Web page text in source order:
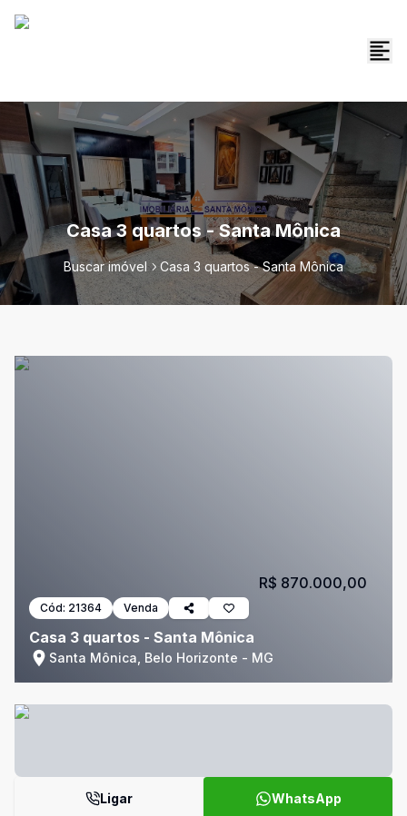
Casa 3 quartos - Santa Mônica
Buscar imóvel Casa 3 quartos - Santa Mônica
Cód: 21364 Venda
Casa 3 quartos - Santa Mônica
Santa Mônica, Belo Horizonte - MG
R$ 870.000,00
Ligar WhatsApp